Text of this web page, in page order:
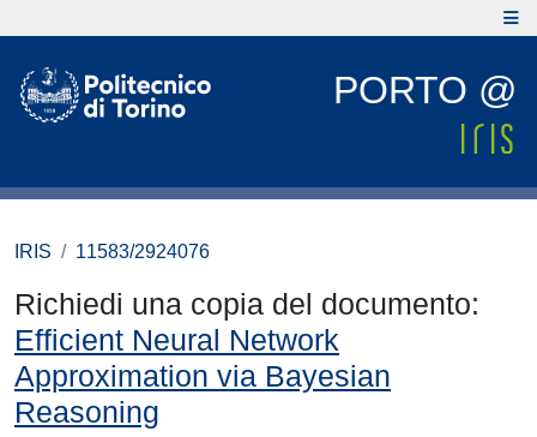
PORTO @
IRIS 11583/2924076
Richiedi una copia del documento:
Efficient Neural Network
Approximation via Bayesian
Reasoning